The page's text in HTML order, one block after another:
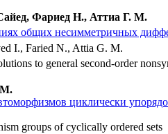
Фариед Н., Аттиа Г. М.
общих несимметричных
I., Faried N., Attia G. M.
to general second-order
М.
циклически
groups of cyclically ordered sets